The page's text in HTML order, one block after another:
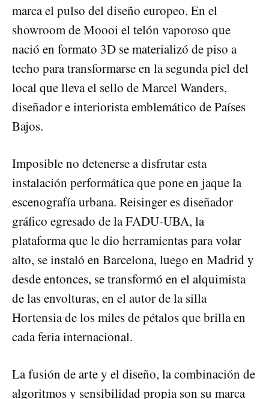
marca el pulso del diseño europeo. En el
showroom de Moooi el telón vaporoso que
nació en formato 3D se materializó de piso a
techo para transformarse en la segunda piel del
local que lleva el sello de Marcel Wanders,
diseñador e interiorista emblemático de Países
Bajos.
Imposible no detenerse a disfrutar esta
instalación performática que pone en jaque la
escenografía urbana. Reisinger es diseñador
gráfico egresado de la FADU-UBA, la
plataforma que le dio herramientas para volar
alto, se instaló en Barcelona, luego en Madrid y
desde entonces, se transformó en el alquimista
de las envolturas, en el autor de la silla
Hortensia de los miles de pétalos que brilla en
cada feria internacional.
La fusión de arte y el diseño, la combinación de
algoritmos y sensibilidad propia son su marca